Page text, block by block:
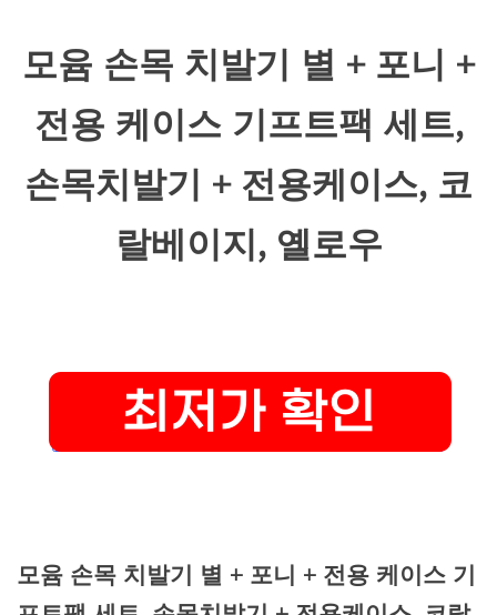
모윰 손목 치발기 별 + 포니 +
전용 케이스 기프트팩 세트,
손목치발기 + 전용케이스, 코
랄베이지, 옐로우
모윰 손목 치발기 별 + 포니 + 전용 케이스 기